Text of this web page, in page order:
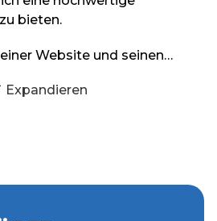
bieten.
Website und seinen
auf der ganzen Welt an.
Expandieren